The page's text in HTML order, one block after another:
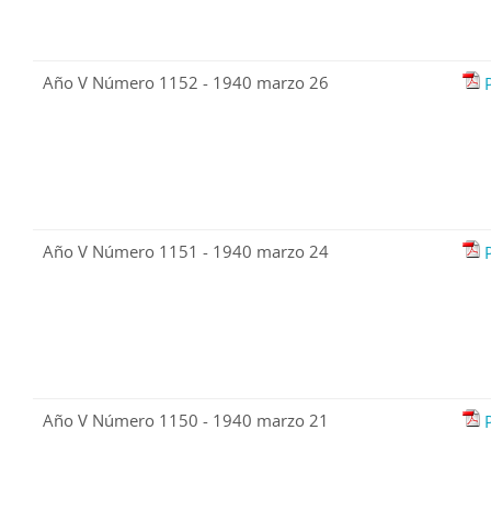
Año V Número 1152 - 1940 marzo 26
Año V Número 1151 - 1940 marzo 24
Año V Número 1150 - 1940 marzo 21